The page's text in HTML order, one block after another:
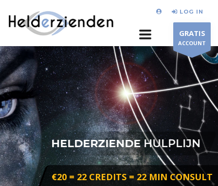
LOG IN
GRATIS
ACCOUNT